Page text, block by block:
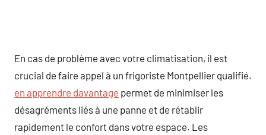
En cas de problème avec votre climatisation, il est
crucial de faire appel à un frigoriste Montpellier qualifié.
en apprendre davantage permet de minimiser les
désagréments liés à une panne et de rétablir
rapidement le confort dans votre espace. Les